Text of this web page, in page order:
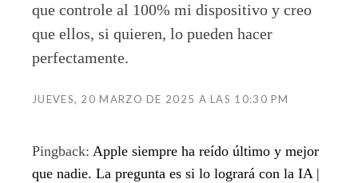
que controle al 100% mi dispositivo y creo
que ellos, si quieren, lo pueden hacer
perfectamente.
JUEVES, 20 MARZO DE 2025 A LAS 10:30 PM
Pingback: Apple siempre ha reído último y mejor
que nadie. La pregunta es si lo logrará con la IA |